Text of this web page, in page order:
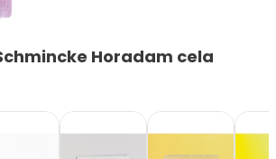
Horadam cela